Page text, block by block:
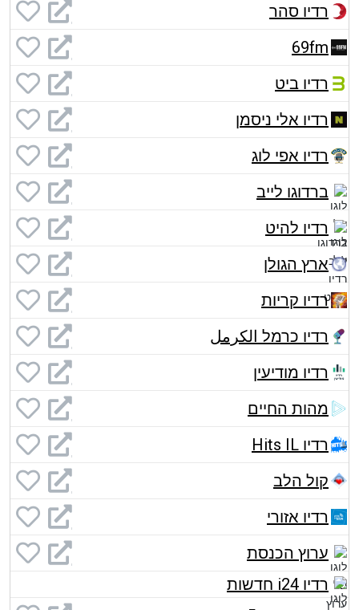
רדיו סהר
69fm
רדיו ביט
רדיו אלי ניסמן
רדיו אפי לוג
ברדוגו לייב
רדיו להיט
ארץ הגולן
רדיו קריות
רדיו כרמל الكرمل
רדיו מודיעין
מהות החיים
רדיו Hits IL
קול הלב
רדיו אזורי
ערוץ הכנסת
רדיו i24 חדשות